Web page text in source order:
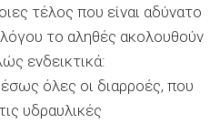
τέλος που είναι αδύνατο
το αληθές ακολουθούν
ενδεικτικά:
όλες οι διαρροές, που
υδραυλικές